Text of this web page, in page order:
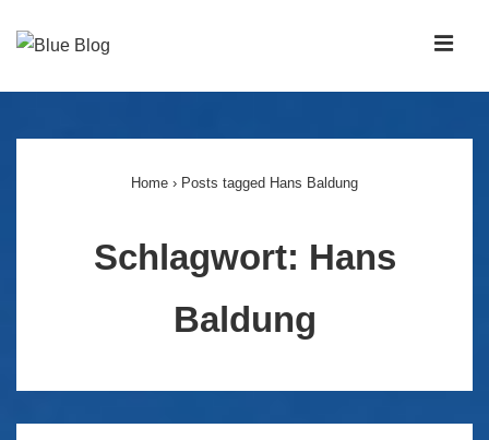
Zum
Navigation
Home › Posts tagged Hans Baldung
Schlagwort: Hans
Baldung